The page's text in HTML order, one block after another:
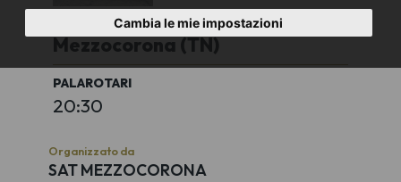
Cambia le mie impostazioni
Mezzocorona (TN)
PALAROTARI
20:30
Organizzato da
SAT MEZZOCORONA